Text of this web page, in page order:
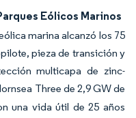
Eólicos Marinos
marina alcanzó los 75
pieza de transición y
multicapa de zinc-
Three de 2,9 GW de
una vida útil de 25 años